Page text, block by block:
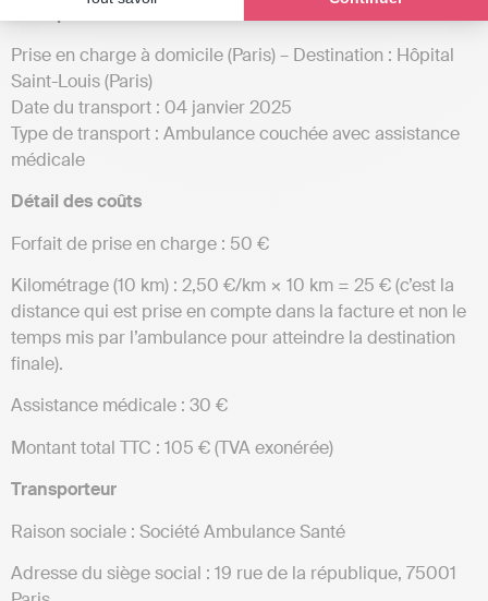
Prise en charge à domicile (Paris) – Destination : Hôpital
Saint-Louis (Paris)
Date du transport : 04 janvier 2025
Type de transport : Ambulance couchée avec assistance
médicale
Détail des coûts
Forfait de prise en charge : 50 €
Kilométrage (10 km) : 2,50 €/km × 10 km = 25 € (c’est la
distance qui est prise en compte dans la facture et non le
temps mis par l’ambulance pour atteindre la destination
finale).
Assistance médicale : 30 €
Montant total TTC : 105 € (TVA exonérée)
Transporteur
Raison sociale : Société Ambulance Santé
Adresse du siège social : 19 rue de la république, 75001